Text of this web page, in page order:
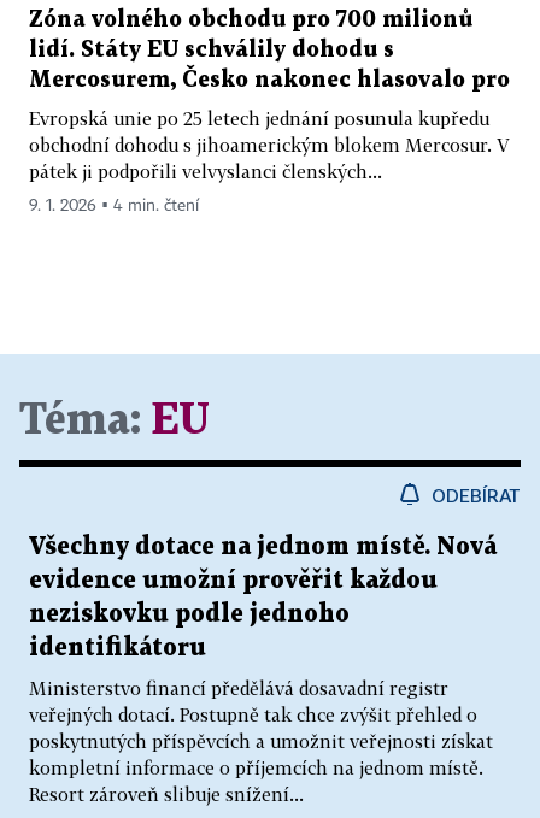
Zóna volného obchodu pro 700 milionů
lidí. Státy EU schválily dohodu s
Mercosurem, Česko nakonec hlasovalo pro
Evropská unie po 25 letech jednání posunula kupředu
obchodní dohodu s jihoamerickým blokem Mercosur. V
pátek ji podpořili velvyslanci členských...
9. 1. 2026 ▪ 4 min. čtení
Téma: EU
ODEBÍRAT
Všechny dotace na jednom místě. Nová
evidence umožní prověřit každou
neziskovku podle jednoho
identifikátoru
Ministerstvo financí předělává dosavadní registr
veřejných dotací. Postupně tak chce zvýšit přehled o
poskytnutých příspěvcích a umožnit veřejnosti získat
kompletní informace o příjemcích na jednom místě.
Resort zároveň slibuje snížení...